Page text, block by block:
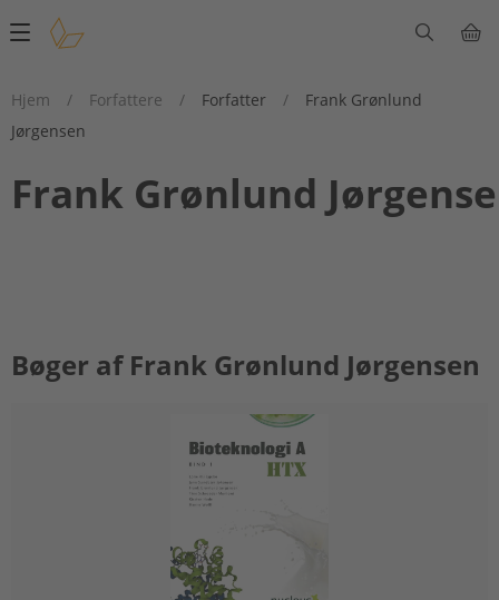
Main
Hjem
/ Forfattere / Forfatter /
Frank Grønlund
Jørgensen
Frank Grønlund
Bøger af Frank Grønlund Jørgensen